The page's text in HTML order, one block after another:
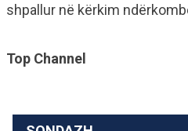
shpallur në kërkim
Top Channel